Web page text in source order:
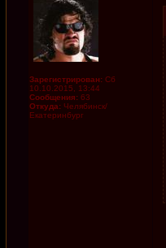
Зарегистрирован: Сб
10.10.2015, 13:44
Сообщения: 63
Откуда: Челябинск/
Екатеринбург